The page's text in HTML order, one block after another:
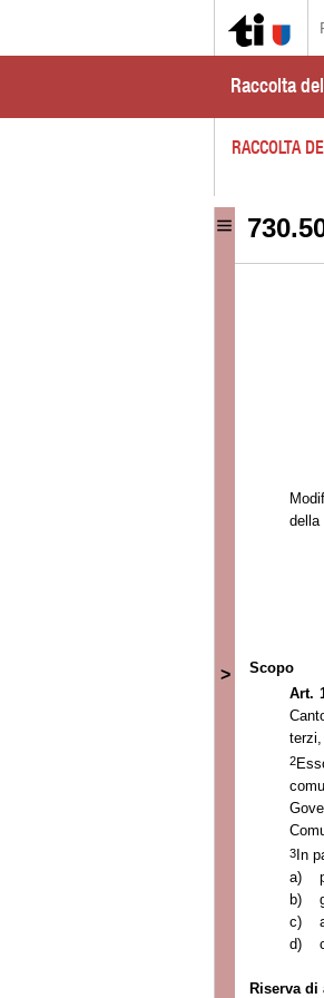
Raccolta
RACCOLTA
>
della
Scopo
Art.
terzi,
2
3 In
a)
b)
c)
d)
Riserva